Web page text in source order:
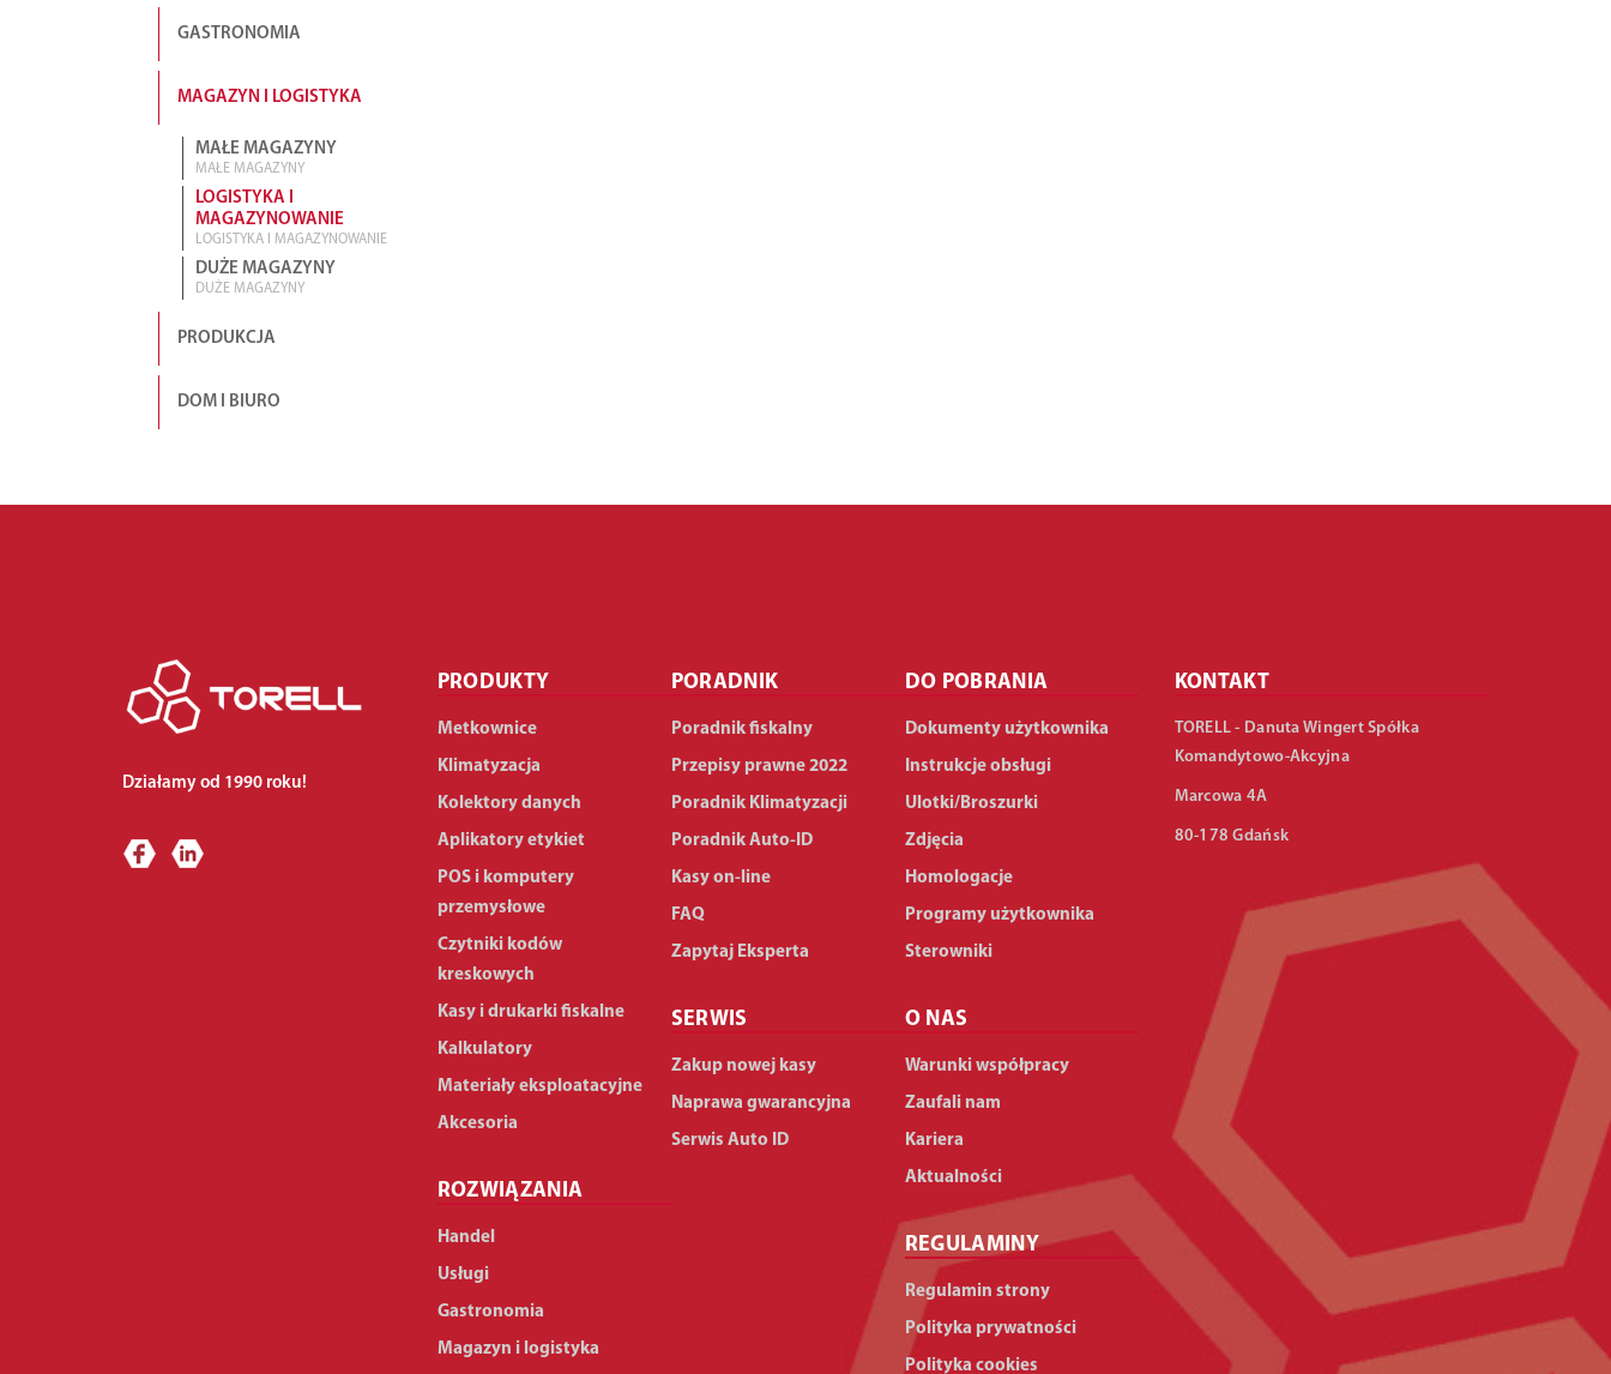
GASTRONOMIA
MAGAZYN I LOGISTYKA
MAŁE MAGAZYNY
MAŁE MAGAZYNY
LOGISTYKA I
MAGAZYNOWANIE
LOGISTYKA I MAGAZYNOWANIE
DUŻE MAGAZYNY
DUŻE MAGAZYNY
PRODUKCJA
DOM I BIURO
Działamy od 1990 roku!
PRODUKTY
Metkownice
Klimatyzacja
Kolektory danych
Aplikatory etykiet
POS i komputery
przemysłowe
Czytniki kodów
kreskowych
Kasy i drukarki fiskalne
Kalkulatory
Materiały eksploatacyjne
Akcesoria
ROZWIĄZANIA
Handel
Usługi
Gastronomia
Magazyn i logistyka
PORADNIK
Poradnik fiskalny
Przepisy prawne 2022
Poradnik Klimatyzacji
Poradnik Auto-ID
Kasy on-line
FAQ
Zapytaj Eksperta
SERWIS
Zakup nowej kasy
Naprawa gwarancyjna
Serwis Auto ID
DO POBRANIA
Dokumenty użytkownika
Instrukcje obsługi
Ulotki/Broszurki
Zdjęcia
Homologacje
Programy użytkownika
Sterowniki
O NAS
Warunki współpracy
Zaufali nam
Kariera
Aktualności
REGULAMINY
Regulamin strony
Polityka prywatności
Polityka cookies
KONTAKT
TORELL - Danuta Wingert Spółka
Komandytowo-Akcyjna
Marcowa 4A
80-178 Gdańsk